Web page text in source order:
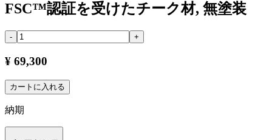
FSC™認証を受けたチーク材, 無塗装
- +
¥ 69,300
カートに入れる
納期